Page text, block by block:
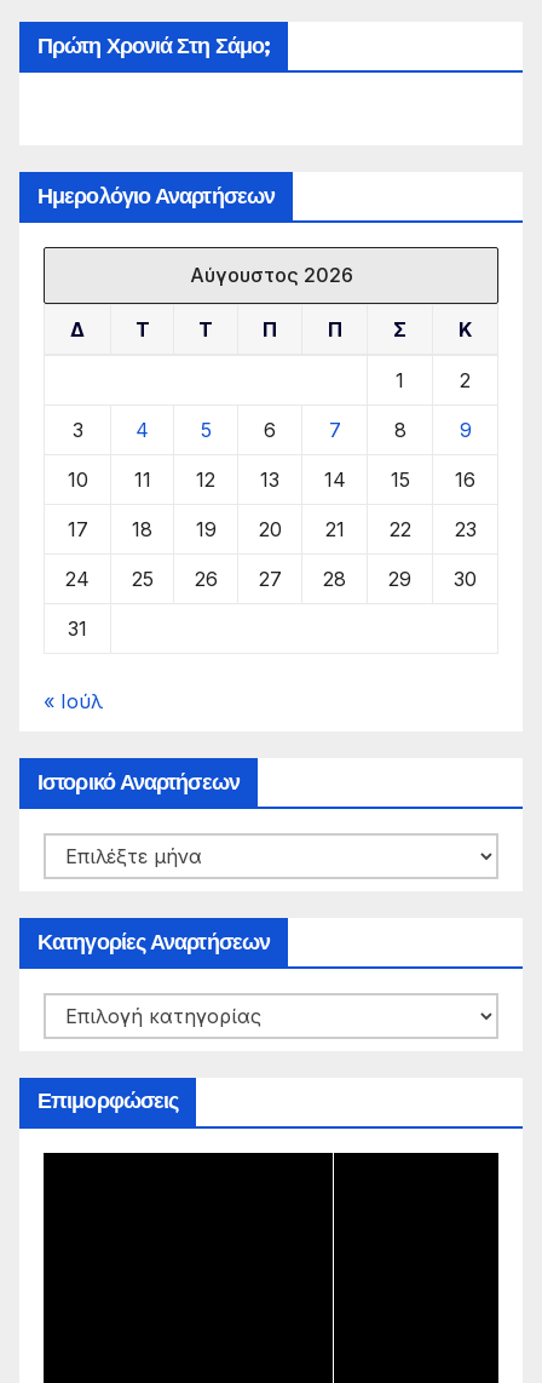
Πρώτη Χρονιά Στη Σάμο;
Ημερολόγιο Αναρτήσεων
Αύγουστος 2026
Δ Τ Τ Π Π Σ Κ
1 2
3 4 5 6 7 8 9
10 11 12 13 14 15 16
17 18 19 20 21 22 23
24 25 26 27 28 29 30
31
« Ιούλ
Ιστορικό Αναρτήσεων
Ιστορικό
Αναρτήσεων
Κατηγορίες Αναρτήσεων
Κατηγορίες
Αναρτήσεων
Επιμορφώσεις